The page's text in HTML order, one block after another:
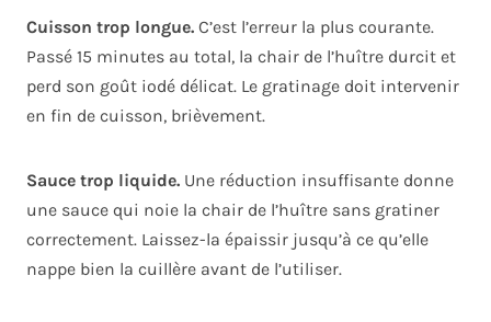
Cuisson trop longue. C’est l’erreur la plus courante.
Passé 15 minutes au total, la chair de l’huître durcit et
perd son goût iodé délicat. Le gratinage doit intervenir
en fin de cuisson, brièvement.
Sauce trop liquide. Une réduction insuffisante donne
une sauce qui noie la chair de l’huître sans gratiner
correctement. Laissez-la épaissir jusqu’à ce qu’elle
nappe bien la cuillère avant de l’utiliser.